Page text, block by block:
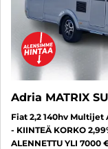
Adria MATRIX
Fiat 2,2 140hv
- KIINTEÄ KORKO
ALENNETTU YLI 7000